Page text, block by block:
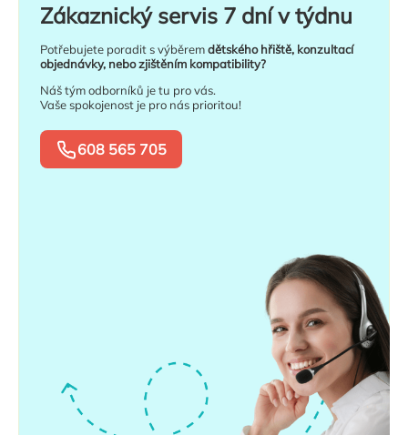
Zákaznický servis 7 dní v týdnu
Potřebujete poradit s výběremdětského hřiště, konzultací
objednávky, nebo zjištěním kompatibility?
Náš tým odborníků je tu pro vás.
Vaše spokojenost je pro nás prioritou!
608 565 705